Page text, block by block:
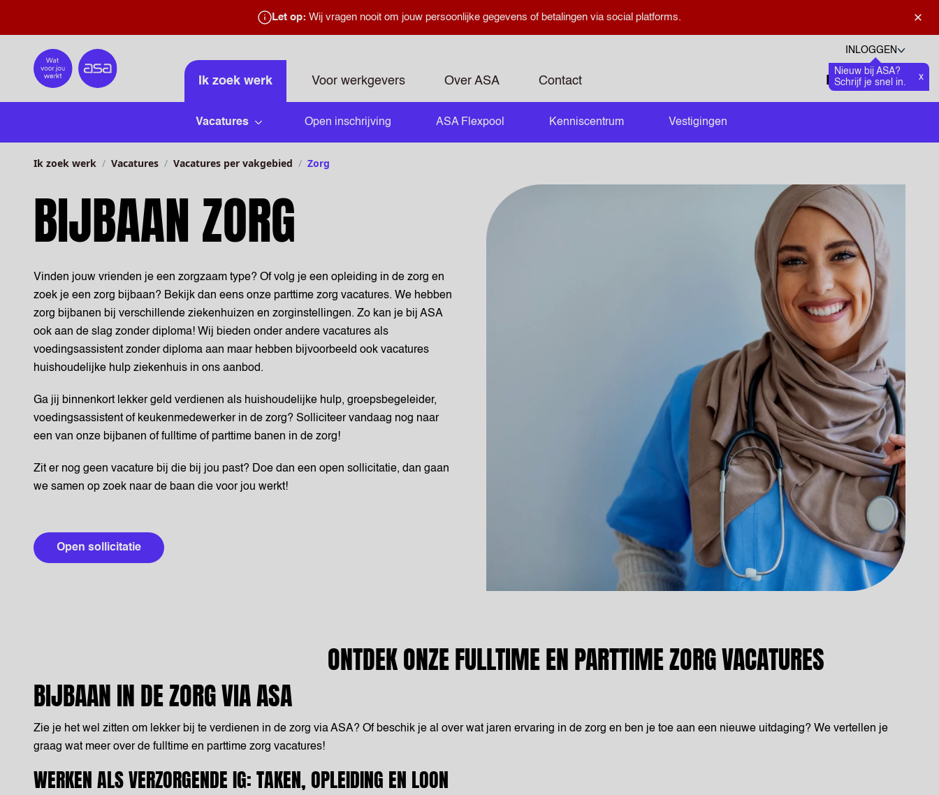
×
Let op: Wij vragen nooit om jouw persoonlijke gegevens of betalingen via social platforms.
Home
INLOGGEN
Nieuw bij ASA?
Schrijf je snel in.
x
Ik zoek werk Voor werkgevers Over ASA Contact
Talen
Zoeken openen
0
Vacatures
Open inschrijving ASA Flexpool Kenniscentrum Vestigingen
Ik zoek werk Vacatures Vacatures per vakgebied Zorg
BIJBAAN ZORG
Vinden jouw vrienden je een zorgzaam type? Of volg je een opleiding in de zorg en
zoek je een zorg bijbaan? Bekijk dan eens onze parttime zorg vacatures. We hebben
zorg bijbanen bij verschillende ziekenhuizen en zorginstellingen. Zo kan je bij ASA
ook aan de slag zonder diploma! Wij bieden onder andere vacatures als
voedingsassistent zonder diploma aan maar hebben bijvoorbeeld ook vacatures
huishoudelijke hulp ziekenhuis in ons aanbod.
Ga jij binnenkort lekker geld verdienen als huishoudelijke hulp, groepsbegeleider,
voedingsassistent of keukenmedewerker in de zorg? Solliciteer vandaag nog naar
een van onze bijbanen of fulltime of parttime banen in de zorg!
Zit er nog geen vacature bij die bij jou past? Doe dan een open sollicitatie, dan gaan
we samen op zoek naar de baan die voor jou werkt!
Open sollicitatie
ONTDEK ONZE FULLTIME EN PARTTIME ZORG VACATURES
BIJBAAN IN DE ZORG VIA ASA
Zie je het wel zitten om lekker bij te verdienen in de zorg via ASA? Of beschik je al over wat jaren ervaring in de zorg en ben je toe aan een nieuwe uitdaging? We vertellen je
graag wat meer over de fulltime en parttime zorg vacatures!
WERKEN ALS VERZORGENDE IG: TAKEN, OPLEIDING EN LOON